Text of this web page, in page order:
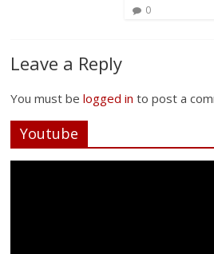
0
Leave a Reply
You must belogged in to post a
Youtube